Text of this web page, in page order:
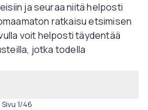
ja seuraa niitä helposti
ratkaisu etsimisen
voit helposti täydentää
jotka todella
Sivu 1/46